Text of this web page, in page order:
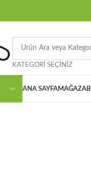
KATEGORI SEÇINIZ
ANA SAYFAMAĞAZA